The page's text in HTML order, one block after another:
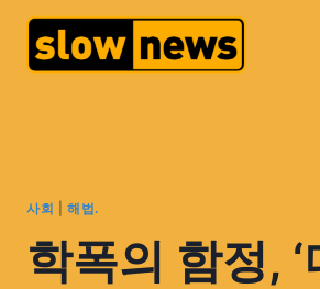
사회 해법.
학폭의 함정,